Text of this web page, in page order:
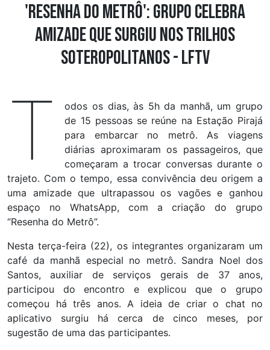
'Resenha do Metrô': grupo celebra
amizade que surgiu nos trilhos
soteropolitanos - LFTV
T
odos os dias, às 5h da manhã, um grupo
de 15 pessoas se reúne na Estação Pirajá
para embarcar no metrô. As viagens
diárias aproximaram os passageiros, que
começaram a trocar conversas durante o
trajeto. Com o tempo, essa convivência deu origem a
uma amizade que ultrapassou os vagões e ganhou
espaço no WhatsApp, com a criação do grupo
“Resenha do Metrô”.
Nesta terça-feira (22), os integrantes organizaram um
café da manhã especial no metrô. Sandra Noel dos
Santos, auxiliar de serviços gerais de 37 anos,
participou do encontro e explicou que o grupo
começou há três anos. A ideia de criar o chat no
aplicativo surgiu há cerca de cinco meses, por
sugestão de uma das participantes.